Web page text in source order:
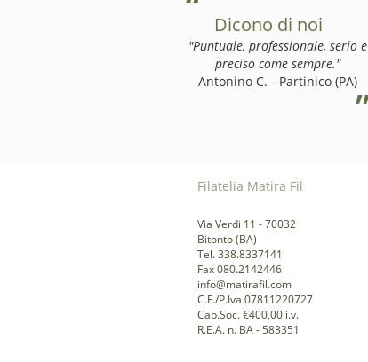
Dicono di noi
"Puntuale, professionale, serio e
preciso come sempre."
Antonino C. - Partinico (PA)
Filatelia Matira Fil
Via Verdi 11 - 70032
Bitonto (BA)
Tel. 338.8337141
Fax 080.2142446
info@matirafil.com
C.F./P.Iva 07811220727
Cap.Soc. €400,00 i.v.
R.E.A. n. BA - 583351